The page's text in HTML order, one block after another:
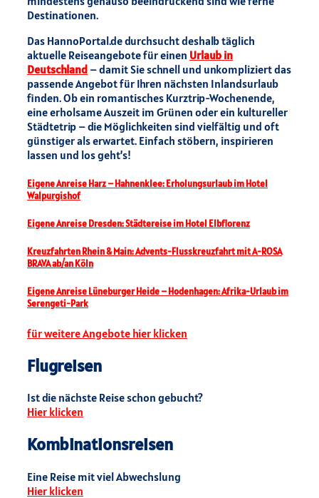
Destinationen.
Das HannoPortal.de durchsucht deshalb täglich
aktuelle Reiseangebote für einen Urlaub in
Deutschland – damit Sie schnell und unkompliziert das
passende Angebot für Ihren nächsten Inlandsurlaub
finden. Ob ein romantisches Kurztrip-Wochenende,
eine erholsame Auszeit im Grünen oder ein kultureller
Städtetrip – die Möglichkeiten sind vielfältig und oft
günstiger als erwartet. Einfach stöbern, inspirieren
lassen und los geht’s!
Eigene Anreise Harz – Hahnenklee: Erholungsurlaub im Hotel
Walpurgishof
Eigene Anreise Dresden: Städtereise im Hotel Elbflorenz
Kreuzfahrten Rhein & Main: Advents-Flusskreuzfahrt mit A-ROSA
BRAVA ab/an Köln
Eigene Anreise Lüneburger Heide – Hodenhagen: Afrika-Urlaub im
Serengeti-Park
für weitere Angebote hier klicken
Flugreisen
Ist die nächste Reise schon gebucht?
Hier klicken
Kombinationsreisen
Eine Reise mit viel Abwechslung
Hier klicken